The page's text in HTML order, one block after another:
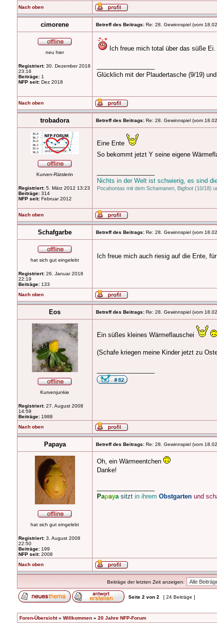
Nach oben
cimorene Betreff des Beitrags: Re: 28. Gewinnspiel (vom
neu hier
Registriert: 30. Dezember 2018
23:16
Beiträge: 1
NFP seit: Dez 2018
Ich freue mich total über das süße Ei.
Glücklich mit der Plaudertasche (9/19)
Nach oben
trobadora Betreff des Beitrags: Re: 28. Gewinnspiel (vom
Kurven-Rätslerin
Registriert: 5. März 2012 13:23
Beiträge: 314
NFP seit: Februar 2012
Eine Ente
So bekommt jetzt Y seine eigene
Nichts in der Welt ist schwierig, es sind
Pocahontas mit dem Schamanen, Bigfoot (10/18)
Nach oben
Schafgarbe Betreff des Beitrags: Re: 28. Gewinnspiel (vom
hat sich gut eingelebt
Registriert: 26. Januar 2018
22:19
Beiträge: 133
Ich freue mich auch riesig auf die Ente,
Nach oben
Eos Betreff des Beitrags: Re: 28. Gewinnspiel (vom
Kurvenjunkie
Registriert: 27. August 2008
14:59
Beiträge: 1988
Ein süßes kleines Wärmeflauschei
(Schafe kriegen meine Kinder jetzt zu
Nach oben
Papaya Betreff des Beitrags: Re: 28. Gewinnspiel (vom
hat sich gut eingelebt
Registriert: 3. August 2008
22:50
Beiträge: 199
NFP seit: 2008
Oh, ein Wärmeentchen
Danke!
Papaya sitzt in ihrem Obstgarten und
Nach oben
Beiträge der letzten Zeit anzeigen:
Seite 2 von 2 [ 24 Beiträge ]
Foren-Übersicht» Willkommen » 20 Jahre NFP-Forum